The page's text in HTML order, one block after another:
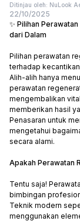
Ditinjau oleh: NuLook
22/10/2025
✨ Pilihan
dari Dalam
Pilihan perawatan
terhadap
Alih-alih hanya
perawatan
mengembalikan
memberikan hasil
Penasaran untuk
mengetahui
secara alami.
Apakah Perawatan
Tentu saja!
bimbingan
Teknik modern
menggunakan